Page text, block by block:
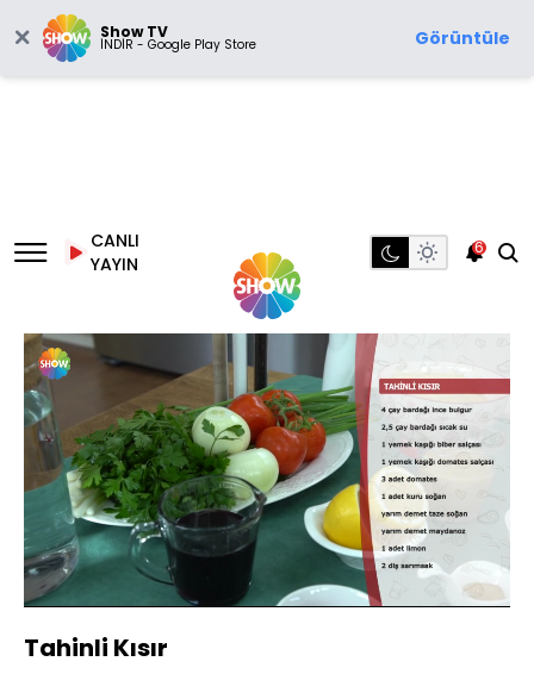
Show TV
İNDİR - Google Play Store Görüntüle
CANLI
YAYIN
6
Aç
480P
Yüklendi
9.28%
Oynatma
Hızı
Tahinli Kısır